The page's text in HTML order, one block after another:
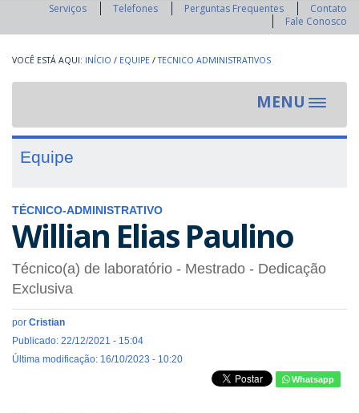
Serviços Telefones Perguntas Frequentes
Contato
Fale Conosco
INÍCIO / EQUIPE / TECNICO ADMINISTRATIVOS
MENU
Toggle
Equipe
TÉCNICO-ADMINISTRATIVO
Willian Elias Paulino
Técnico(a) de laboratório - Mestrado - Dedicação
Exclusiva
por Cristian
Publicado: 22/12/2021 - 15:04
Última modificação: 16/10/2023 - 10:20
Whatsapp